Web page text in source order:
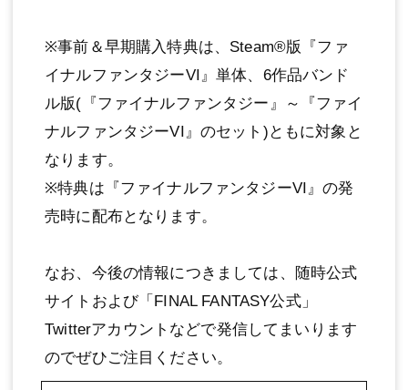
※事前＆早期購入特典は、Steam®版『ファ
イナルファンタジーVI』単体、6作品バンド
ル版(『ファイナルファンタジー』～『ファイ
ナルファンタジーVI』のセット)ともに対象と
なります。
※特典は『ファイナルファンタジーVI』の発
売時に配布となります。
なお、今後の情報につきましては、随時公式
サイトおよび「FINAL FANTASY公式」
Twitterアカウントなどで発信してまいります
のでぜひご注目ください。